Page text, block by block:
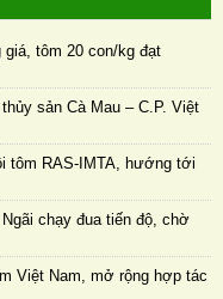
tôm 20 con/kg đạt
sản Cà Mau – C.P. Việt
tôm RAS-IMTA, hướng tới
chạy đua tiến độ, chờ
Việt Nam, mở rộng hợp tác